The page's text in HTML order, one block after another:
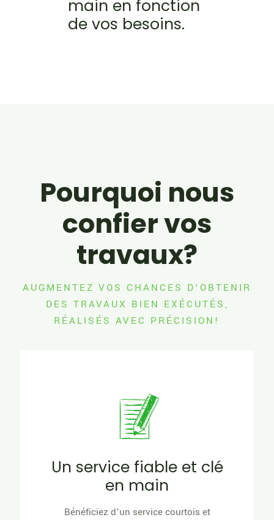
main en fonction
de vos besoins.
Pourquoi nous
confier vos
travaux?
AUGMENTEZ VOS CHANCES D'OBTENIR
DES TRAVAUX BIEN EXÉCUTÉS,
RÉALISÉS AVEC PRÉCISION!
Un service fiable et clé
en main
Bénéficiez d'un service courtois et